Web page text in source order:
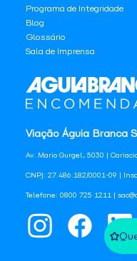
Viação Águia Branca
Av. Mario Gurgel, 5030 |
CNPJ: 27.486.182/0001-09 |
Telefone: 0800 725 1211 |
Programa de Integridade
Blog
Glossário
Sala de Imprensa